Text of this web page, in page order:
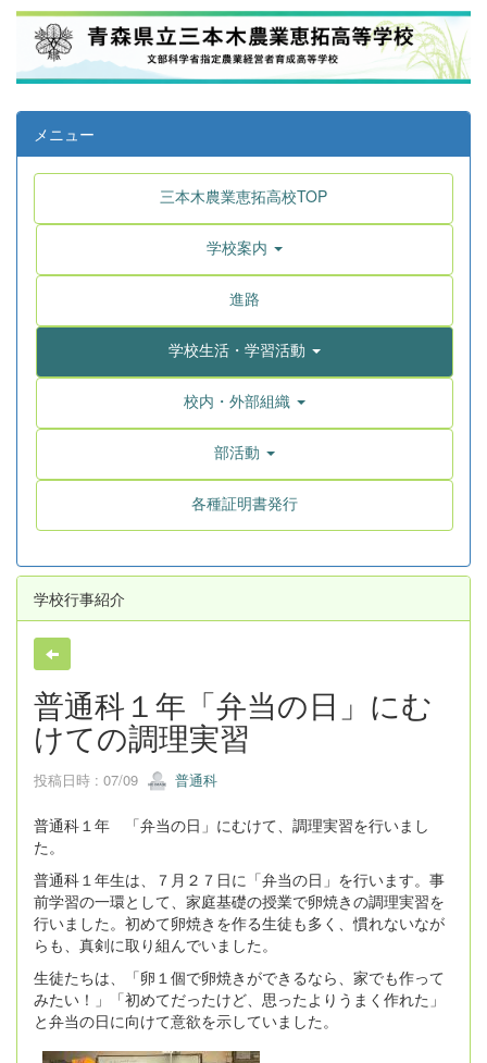
メニュー
三本木農業恵拓高校TOP
学校案内
進路
学校生活・学習活動
校内・外部組織
部活動
各種証明書発行
学校行事紹介
普通科１年「弁当の日」にむ
けての調理実習
投稿日時 : 07/09 普通科
普通科１年 「弁当の日」にむけて、調理実習を行いまし
た。
普通科１年生は、７月２７日に「弁当の日」を行います。事
前学習の一環として、家庭基礎の授業で卵焼きの調理実習を
行いました。初めて卵焼きを作る生徒も多く、慣れないなが
らも、真剣に取り組んでいました。
生徒たちは、「卵１個で卵焼きができるなら、家でも作って
みたい！」「初めてだったけど、思ったよりうまく作れた」
と弁当の日に向けて意欲を示していました。